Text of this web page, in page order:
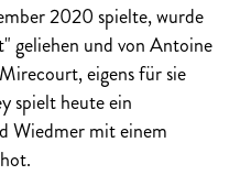
2020 spielte, wurde
geliehen und von Antoine
eigens für sie
spielt heute ein
Wiedmer mit einem